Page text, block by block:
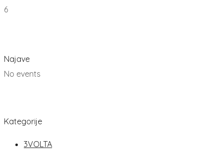
6
Najave
No events
Kategorije
3VOLTA